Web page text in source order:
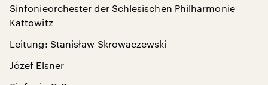
Sinfonieorchester der Schlesischen Philharmonie
Kattowitz
Leitung: Stanisław Skrowaczewski
Józef Elsner